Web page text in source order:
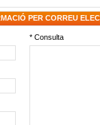
PER CORREU
* Consulta